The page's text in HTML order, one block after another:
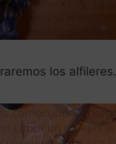
los alfileres.